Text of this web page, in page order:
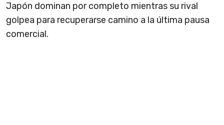
Japón dominan por completo mientras su rival
golpea para recuperarse camino a la última pausa
comercial.